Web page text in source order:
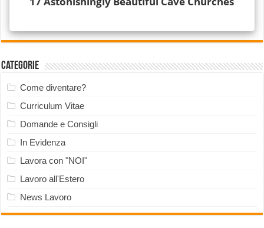
Categorie
Come diventare?
Curriculum Vitae
Domande e Consigli
In Evidenza
Lavora con "NOI"
Lavoro all'Estero
News Lavoro